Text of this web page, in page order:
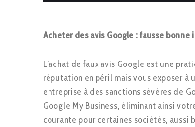
Acheter des avis Google : fausse bonne
L’achat de faux avis Google est une
réputation en péril mais vous exposer à
entreprise à des sanctions sévères de
Google My Business, éliminant ainsi
courante pour certaines sociétés, aussi